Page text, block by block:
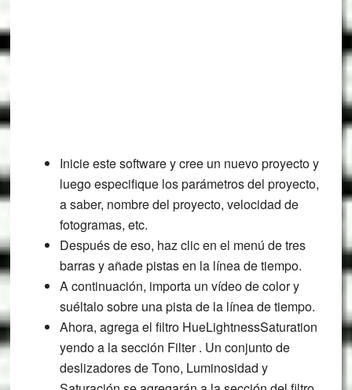
Inicie este software y cree un nuevo proyecto y
luego especifique los parámetros del proyecto,
a saber, nombre del proyecto, velocidad de
fotogramas, etc.
Después de eso, haz clic en el menú de tres
barras y añade pistas en la línea de tiempo.
A continuación, importa un vídeo de color y
suéltalo sobre una pista de la línea de tiempo.
Ahora, agrega el filtro HueLightnessSaturation
yendo a la sección Filter . Un conjunto de
deslizadores de Tono, Luminosidad y